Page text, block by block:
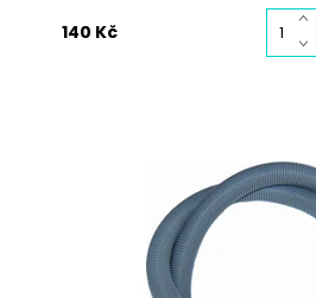
140 Kč
Hadice vypouštěcí 3,0 m bez
Dostupnost:
Skladem
5013